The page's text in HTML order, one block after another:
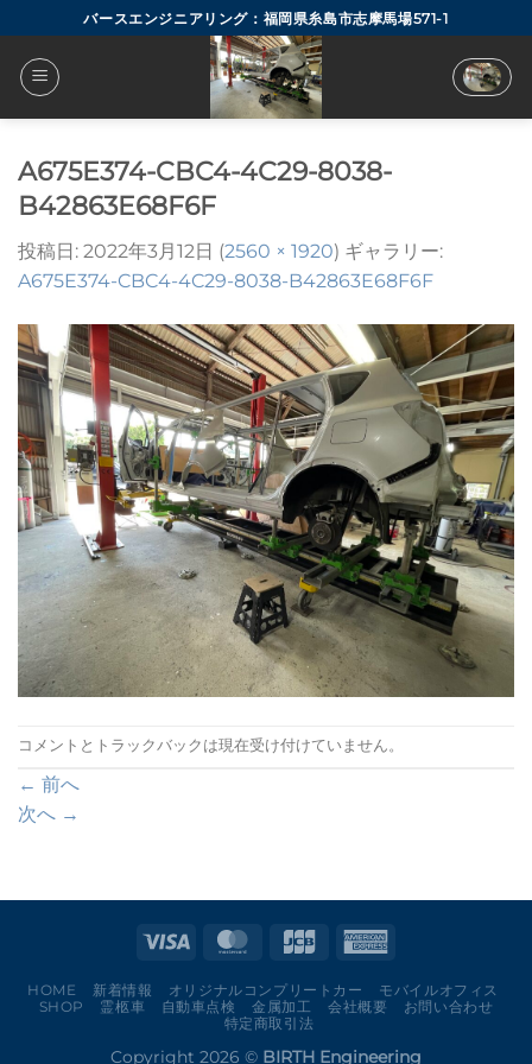
to
content
バースエンジニアリング：福岡県糸島市志摩馬場571-1
A675E374-CBC4-4C29-8038-
B42863E68F6F
投稿日: 2022年3月12日 (2560 × 1920) ギャラリー:
A675E374-CBC4-4C29-8038-B42863E68F6F
コメントとトラックバックは現在受け付けていません。
← 前へ
次へ →
HOME 新着情報 オリジナルコンプリートカー
モバイルオフィス
SHOP
霊柩車 自動車点検 金属加工 会社概要
お問い合わせ
特定商取引法
Copyright 2026 © BIRTH Engineering